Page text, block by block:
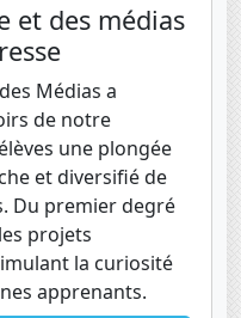
et des médias
Médias a
de notre
une plongée
et diversifié de
Du premier degré
projets
la curiosité
apprenants.